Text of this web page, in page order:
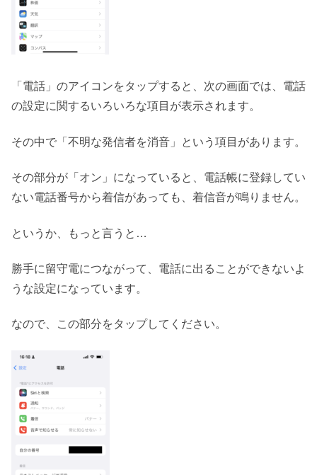
「電話」のアイコンをタップすると、次の画面では、電話
の設定に関するいろいろな項目が表示されます。
その中で「不明な発信者を消音」という項目があります。
その部分が「オン」になっていると、電話帳に登録してい
ない電話番号から着信があっても、着信音が鳴りません。
というか、もっと言うと…
勝手に留守電につながって、電話に出ることができないよ
うな設定になっています。
なので、この部分をタップしてください。